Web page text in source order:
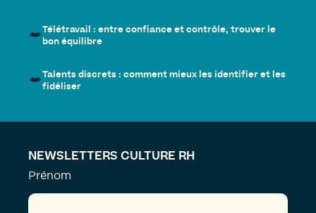
Télétravail : entre confiance et contrôle, trouver le
bon équilibre
Talents discrets : comment mieux les identifier et les
fidéliser
NEWSLETTERS CULTURE RH
Prénom